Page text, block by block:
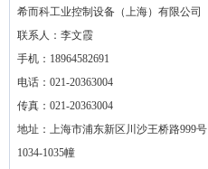
希而科工业控制设备（上海）有限公司
联系人：李文霞
手机：18964582691
电话：021-20363004
传真：021-20363004
地址：上海市浦东新区川沙王桥路999号
1034-1035幢